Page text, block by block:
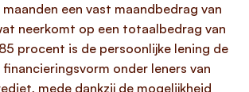
een vast maandbedrag van
neerkomt op een totaalbedrag van
procent is de persoonlijke lening de
onder leners van
mede dankzij de mogelijkheid